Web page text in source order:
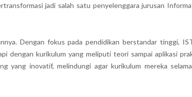
jadi salah satu penyelenggara jurusan
Dengan fokus pada pendidikan berstandar tinggi,
dengan kurikulum yang meliputi teori sampai aplikasi
yang inovatif, melindungi agar kurikulum mereka